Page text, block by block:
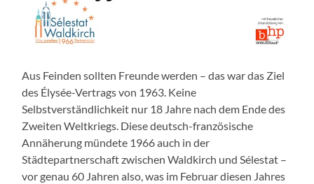
Aus Feinden sollten Freunde werden – das war das Ziel
des Élysée-Vertrags von 1963. Keine
Selbstverständlichkeit nur 18 Jahre nach dem Ende des
Zweiten Weltkriegs. Diese deutsch-französische
Annäherung mündete 1966 auch in der
Städtepartnerschaft zwischen Waldkirch und Sélestat –
vor genau 60 Jahren also, was im Februar diesen Jahres